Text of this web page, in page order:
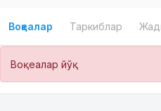
Воқеалар Таркиблар
Воқеалар йўқ